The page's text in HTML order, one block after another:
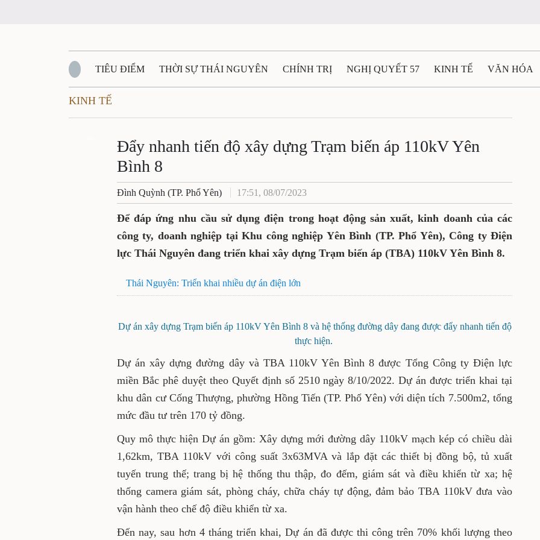
TIÊU ĐIỂM THỜI SỰ THÁI NGUYÊN CHÍNH TRỊ NGHỊ QUYẾT 57 KINH TẾ VĂN HÓA
QUỐC PHÒNG - AN NINH
QUÊ HƯƠNG - ĐẤT NƯỚC QUỐC TẾ TÀI NGUYÊN - MÔI TRƯỜNG THỂ THAO
KINH TẾ
Đẩy nhanh tiến độ xây dựng Trạm biến áp 110kV Yên
Bình 8
Đình Quỳnh (TP. Phổ Yên) 17:51, 08/07/2023
Để đáp ứng nhu cầu sử dụng điện trong hoạt động sản xuất, kinh doanh của các
công ty, doanh nghiệp tại Khu công nghiệp Yên Bình (TP. Phổ Yên), Công ty Điện
lực Thái Nguyên đang triển khai xây dựng Trạm biến áp (TBA) 110kV Yên Bình 8.
Thái Nguyên: Triển khai nhiều dự án điện lớn
Dự án xây dựng Trạm biến áp 110kV Yên Bình 8 và hệ thống đường dây đang được đẩy nhanh tiến độ
thực hiện.
Dự án xây dựng đường dây và TBA 110kV Yên Bình 8 được Tổng Công ty Điện lực
miền Bắc phê duyệt theo Quyết định số 2510 ngày 8/10/2022. Dự án được triển khai tại
khu dân cư Cống Thượng, phường Hồng Tiến (TP. Phổ Yên) với diện tích 7.500m2, tổng
mức đầu tư trên 170 tỷ đồng.
Quy mô thực hiện Dự án gồm: Xây dựng mới đường dây 110kV mạch kép có chiều dài
1,62km, TBA 110kV với công suất 3x63MVA và lắp đặt các thiết bị đồng bộ, tủ xuất
tuyến trung thế; trang bị hệ thống thu thập, đo đếm, giám sát và điều khiển từ xa; hệ
thống camera giám sát, phòng cháy, chữa cháy tự động, đảm bảo TBA 110kV đưa vào
vận hành theo chế độ điều khiển từ xa.
Đến nay, sau hơn 4 tháng triển khai, Dự án đã được thi công trên 70% khối lượng theo